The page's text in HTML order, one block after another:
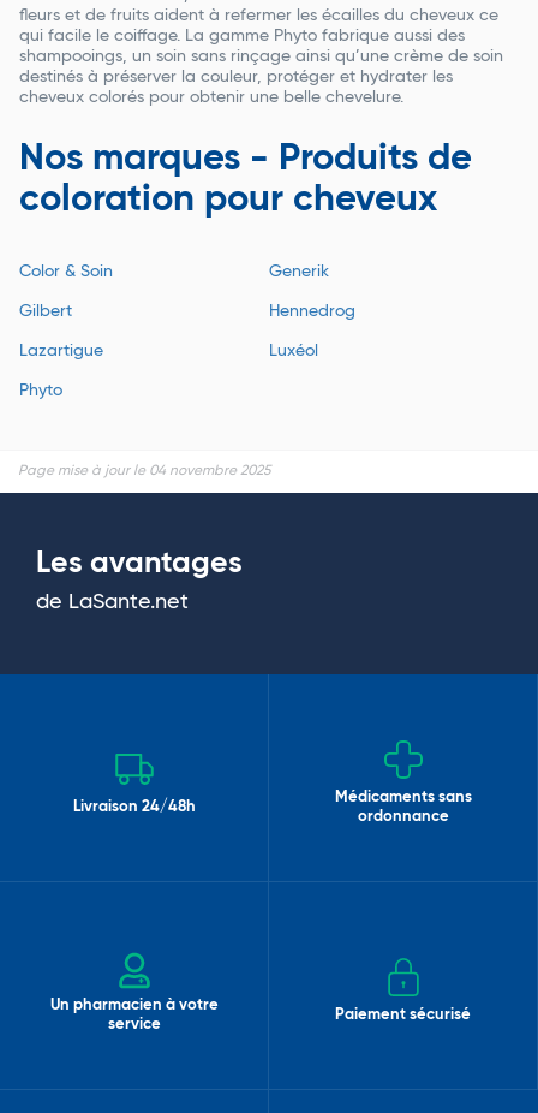
fleurs et de fruits aident à refermer les écailles du cheveux ce
qui facile le coiffage. La gamme Phyto fabrique aussi des
shampooings, un soin sans rinçage ainsi qu’une crème de soin
destinés à préserver la couleur, protéger et hydrater les
cheveux colorés pour obtenir une belle chevelure.
Nos marques - Produits de
coloration pour cheveux
Color & Soin Generik
Gilbert Hennedrog
Lazartigue Luxéol
Phyto
Page mise à jour le 04 novembre 2025
Les avantages
de LaSante.net
Livraison 24/48h
Médicaments sans
ordonnance
Un pharmacien à votre
service
Paiement sécurisé